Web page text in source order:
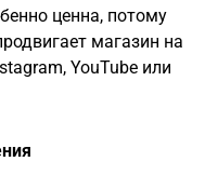
ценна, потому
магазин на
YouTube или